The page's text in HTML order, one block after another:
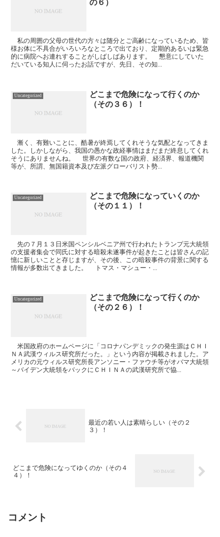
の６）
私の周囲の父母の世代の方々は随分とご高齢になっているため、皆
様お体に不具合がいろいろなところで出ており、定期的あるいは緊急
的に病院へお連れすることがしばしばあります。 懇意にしていた
だいている知人に伺ったお話ですが、先日、その知...
Uncategorized
どこまで危険になって行くのか
（その３６）！
漸く、有難いことに、酷暑が終焉してくれそうな気配となってきま
した。しかしながら、我国の愚かな政経事情はまだまだ終息してくれ
そうにありませんね。 世界の有数な国の政府、経済界、報道機関
等が、所謂、無国籍資本及び左派グローバリスト勢...
Uncategorized
どこまで危険になっていくのか
（その１１）！
先の７月１３日米国ペンシルベニア州で行われたトランプ元大統領
の支援者集会で同氏に対する暗殺未遂事件が起きたことは皆さんの記
憶に新しいことと存じますが、その後、この暗殺事件の背景に関する
情報が多数出てきました。 トマス・マシュー・...
Uncategorized
どこまで危険になって行くのか
（その２６）！
米国政府のホームページに「コロナパンデミックの発生源はＣＨＩ
ＮＡ武漢ウィルス研究所だった。」という内容が掲載されました。ア
メリカの元ウィルス研究所長アンソニー・ファウチ等がオバマ大統領
～バイデン大統領をバックにＣＨＩＮＡの武漢研究所で協...
最近の若い人は素晴らしい（その２
３）！
どこまで危険になってゆくのか（その４
４）！
コメント